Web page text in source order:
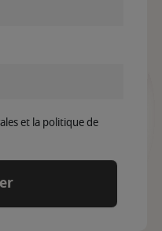
et la politique de